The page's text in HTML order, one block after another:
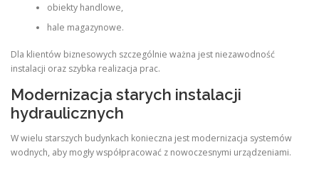
obiekty handlowe,
hale magazynowe.
Dla klientów biznesowych szczególnie ważna jest niezawodność
instalacji oraz szybka realizacja prac.
Modernizacja starych instalacji
hydraulicznych
W wielu starszych budynkach konieczna jest modernizacja systemów
wodnych, aby mogły współpracować z nowoczesnymi urządzeniami.